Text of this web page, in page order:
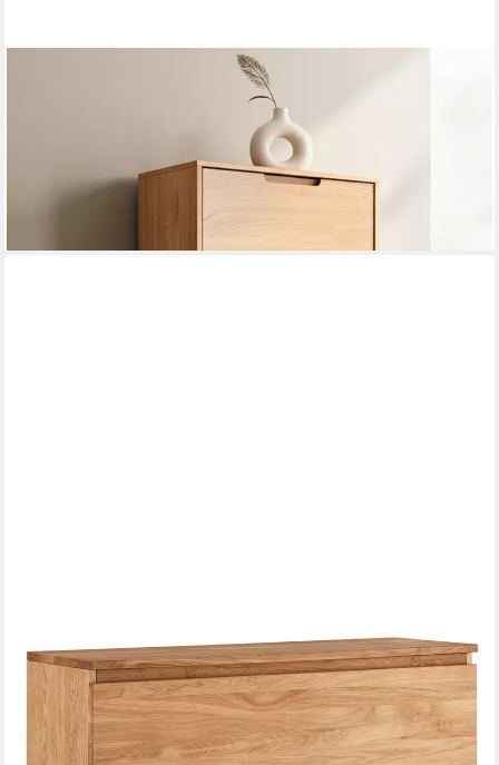
Schuhschrank Schuhkipper Massivholz Eiche I 3 Fächer
Flurschrank großer Stauraum Gefertigt aus massivem
599,90 €
lieferbar - in 4-5 Werktagen bei dir
Schuhschrank SALACH-64 Eiche massiv geölt mit 2 Klappen,
hängend B/H/T: ca. 110/84/35 cm
1.063,05 € UVP 1.345,99 €
-21%
lieferbar in 10 Wochen